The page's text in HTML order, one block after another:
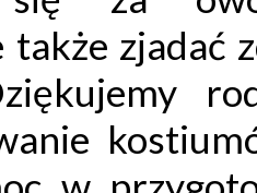
także zjadać